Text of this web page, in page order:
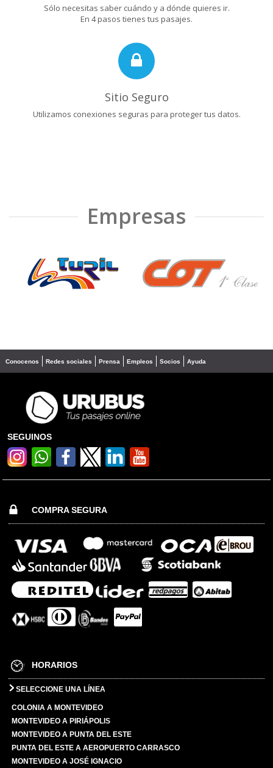
Sólo necesitas saber cuándo y a dónde quieres ir.
En 4 pasos tienes tus pasajes.
Sitio Seguro
Utilizamos conexiones seguras para proteger tus datos.
Empresas
❮ ❯
Conocenos Redes sociales Prensa Empleos Socios Ayuda
SEGUINOS
COMPRA SEGURA
HORARIOS
SELECCIONE UNA LÍNEA
COLONIA A MONTEVIDEO
MONTEVIDEO A PIRIÁPOLIS
MONTEVIDEO A PUNTA DEL ESTE
PUNTA DEL ESTE A AEROPUERTO CARRASCO
MONTEVIDEO A JOSÉ IGNACIO